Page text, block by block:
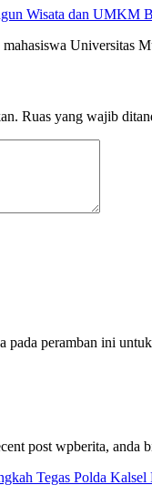
Wisata dan UMKM
mahasiswa
Ruas yang wajib
pada peramban ini
post wpberita, anda